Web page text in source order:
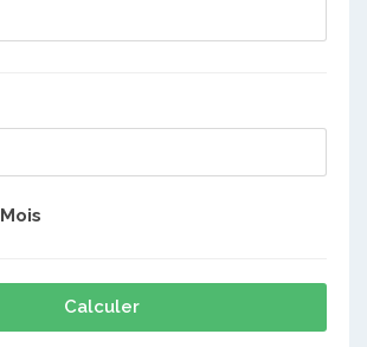
Mois
Calculer